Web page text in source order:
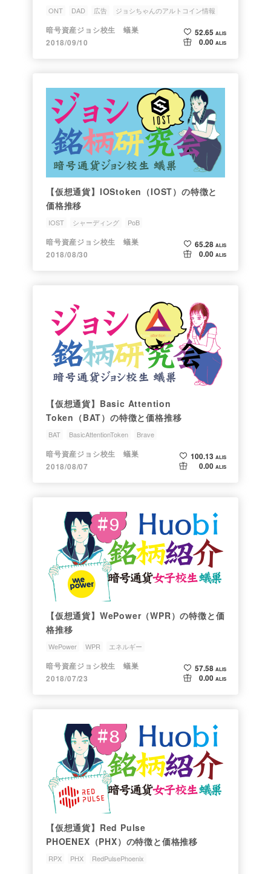
ONT DAD 広告
ジョシちゃんのアルトコイン情報
銘柄研究会
暗号資産ジョシ校生 蟻巣
2018/09/10
52.65 ALIS
0.00 ALIS
【仮想通貨】IOStoken（IOST）の特徴と
価格推移
IOST シャーディング
PoB
ジョシちゃんのアルトコイン情報
暗号資産ジョシ校生 蟻巣
2018/08/30
65.28 ALIS
0.00 ALIS
【仮想通貨】Basic Attention
Token（BAT）の特徴と価格推移
BAT BasicAttentionToken
Brave
ジョシちゃんのアルトコイン情報
暗号資産ジョシ校生 蟻巣
2018/08/07
100.13 ALIS
0.00 ALIS
【仮想通貨】WePower（WPR）の特徴と価
格推移
WePower WPR
エネルギー
ジョシちゃんのアルトコイン情報
暗号資産ジョシ校生 蟻巣
2018/07/23
57.58 ALIS
0.00 ALIS
【仮想通貨】Red Pulse
PHOENEX（PHX）の特徴と価格推移
RPX PHX
RedPulsePhoenix